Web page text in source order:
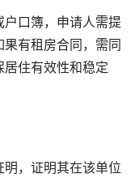
口簿，申请人需提
有租房合同，需同
住有效性和稳定
，证明其在该单位